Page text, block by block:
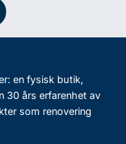
en fysisk butik,
30 års erfarenhet av
som renovering